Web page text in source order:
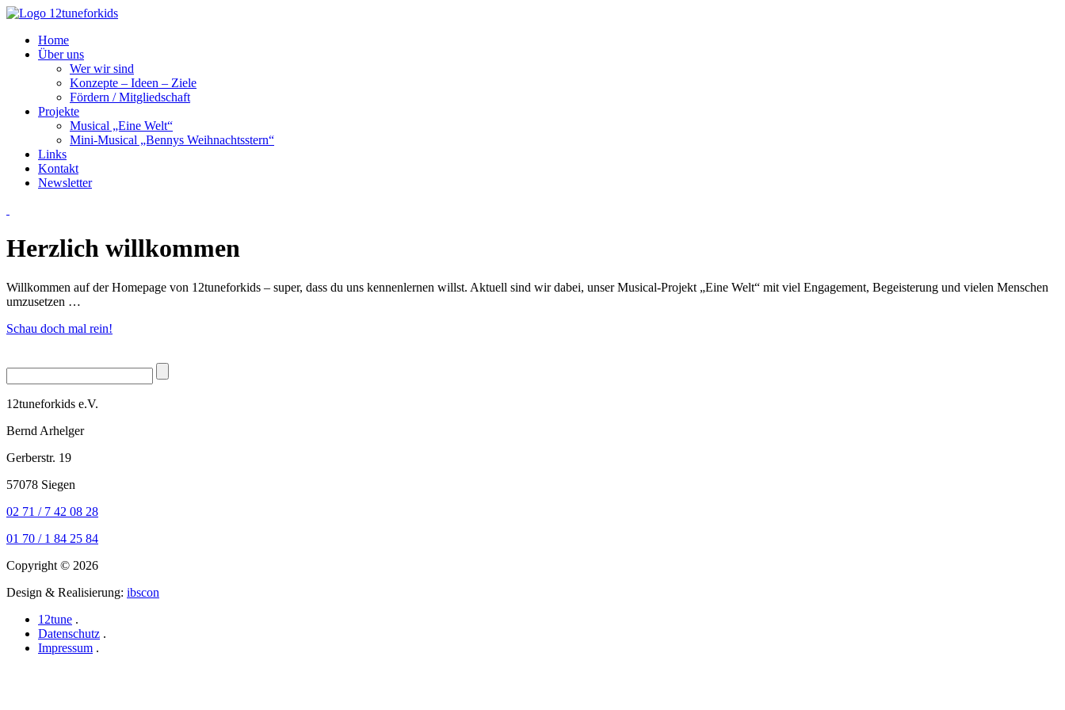
Home
Über uns
Wer wir sind
Konzepte – Ideen – Ziele
Fördern / Mitgliedschaft
Projekte
Musical „Eine Welt“
Mini-Musical „Bennys Weihnachtsstern“
Links
Kontakt
Newsletter
Herzlich willkommen
Willkommen auf der Homepage von 12tuneforkids – super, dass du uns kennenlernen willst. Aktuell sind wir dabei, unser Musical-Projekt „Eine Welt“ mit viel Engagement, Begeisterung und vielen Menschen
umzusetzen …
Schau doch mal rein!
12tuneforkids e.V.
Bernd Arhelger
Gerberstr. 19
57078 Siegen
02 71 / 7 42 08 28
01 70 / 1 84 25 84
Copyright © 2026
Design & Realisierung: ibscon
12tune .
Datenschutz .
Impressum .